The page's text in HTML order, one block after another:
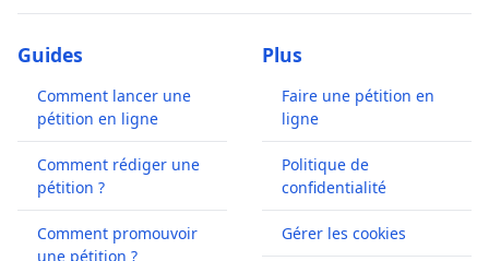
Guides
Comment lancer une
pétition en ligne
Comment rédiger une
pétition ?
Comment promouvoir
une pétition ?
Plus
Faire une pétition en
ligne
Politique de
confidentialité
Gérer les cookies